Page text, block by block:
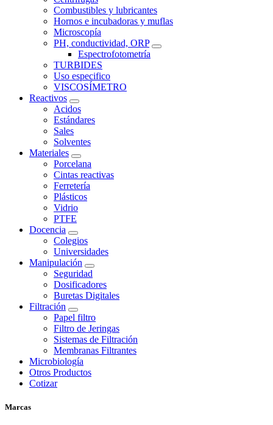
Combustibles y lubricantes
Hornos e incubadoras y muflas
Microscopía
PH, conductividad, ORP
Espectrofotometría
TURBIDES
Uso especifico
VISCOSÍMETRO
Reactivos
Acidos
Estándares
Sales
Solventes
Materiales
Porcelana
Cintas reactivas
Ferretería
Plásticos
Vidrio
PTFE
Docencia
Colegios
Universidades
Manipulación
Seguridad
Dosificadores
Buretas Digitales
Filtración
Papel filtro
Filtro de Jeringas
Sistemas de Filtración
Membranas Filtrantes
Microbiología
Otros Productos
Cotizar
Marcas